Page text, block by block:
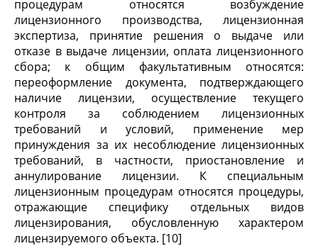
процедурам относятся возбуждение
лицензионного производства, лицензионная
экспертиза, принятие решения о выдаче или
отказе в выдаче лицензии, оплата лицензионного
сбора; к общим факультативным относятся:
переоформление документа, подтверждающего
наличие лицензии, осуществление текущего
контроля за соблюдением лицензионных
требований и условий, применение мер
принуждения за их несоблюдение лицензионных
требований, в частности, приостановление и
аннулирование лицензии. К специальным
лицензионным процедурам относятся процедуры,
отражающие специфику отдельных видов
лицензирования, обусловленную характером
лицензируемого объекта. [10]